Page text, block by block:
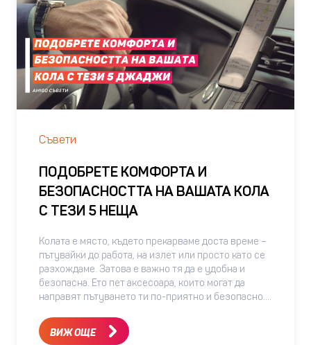
Съвети
ПОДОБРЕТЕ КОМФОРТА И
БЕЗОПАСНОСТТА НА ВАШАТА КОЛА
С ТЕЗИ 5 НЕЩА
Колата е място, където прекарваме доста време –
пътувайки до работа, на излет или просто като се
разхождаме. Затова е важно тя да е удобна и
безопасна. Ето пет аксесоара, които могат да
направят пътуването ти по-приятно и безопасно. -
батерия в най-неподходящия момент? Със
зарядното за кола вече няма да имаш този
ВИЖ ОЩЕ